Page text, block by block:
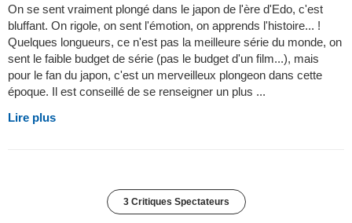
On se sent vraiment plongé dans le japon de l'ère d'Edo, c'est
bluffant. On rigole, on sent l'émotion, on apprends l'histoire... !
Quelques longueurs, ce n'est pas la meilleure série du monde, on
sent le faible budget de série (pas le budget d'un film...), mais
pour le fan du japon, c'est un merveilleux plongeon dans cette
époque. Il est conseillé de se renseigner un plus ...
Lire plus
3 Critiques Spectateurs